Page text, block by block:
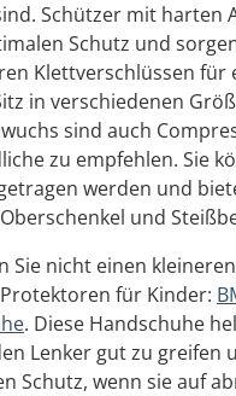
Schützer mit harten
Schutz und
Klettverschlüssen für
in verschiedenen
sind auch
zu empfehlen. Sie
werden und
und
Sie nicht einen
für Kinder:
. Diese Handschuhe
Lenker gut zu greifen
Schutz, wenn sie auf